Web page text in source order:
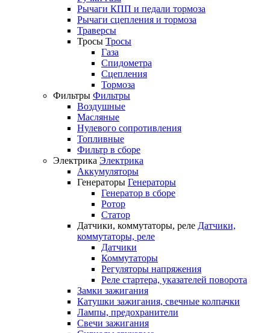
Рычаги КПП и педали тормоза
Рычаги сцепления и тормоза
Траверсы
Тросы Тросы
Газа
Спидометра
Сцепления
Тормоза
Фильтры Фильтры
Воздушные
Масляные
Нулевого сопротивления
Топливные
Фильтр в сборе
Электрика Электрика
Аккумуляторы
Генераторы Генераторы
Генератор в сборе
Ротор
Статор
Датчики, коммутаторы, реле Датчики,
коммутаторы, реле
Датчики
Коммутаторы
Регуляторы напряжения
Реле стартера, указателей поворота
Замки зажигания
Катушки зажигания, свечные колпачки
Лампы, предохранители
Свечи зажигания